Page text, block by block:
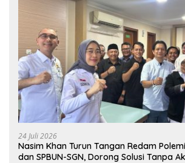
24 Juli 2026
Nasim Khan Turun Tangan Redam
dan SPBUN-SGN, Dorong Solusi Tanpa